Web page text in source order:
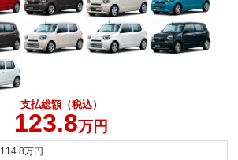
支払総額（税込）
123.8万円
114.8万円